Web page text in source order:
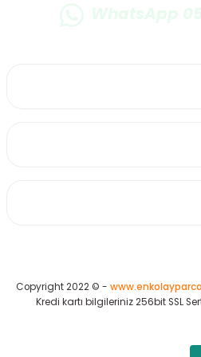
Copyright 2022 © -
Kredi kartı bilgileriniz 256bit SSL